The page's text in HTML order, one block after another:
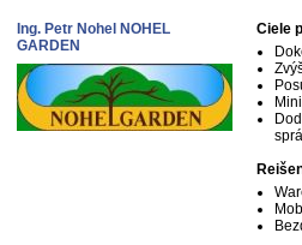
Ing. Petr Nohel NOHEL
GARDEN
Ciele